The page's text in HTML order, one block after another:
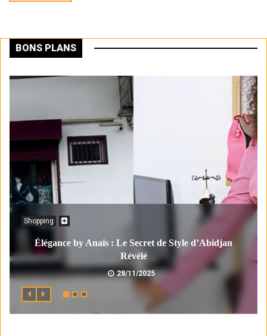
BONS PLANS
Shopping
Élégance by Anaïs : Le Secret de Style d’Abidjan
Révélé
28/11/2025